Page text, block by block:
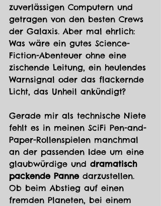
zuverlässigen Computern und
getragen von den besten Crews
der Galaxis. Aber mal ehrlich:
Was wäre ein gutes Science-
Fiction-Abenteuer ohne eine
zischende Leitung, ein heulendes
Warnsignal oder das flackernde
Licht, das Unheil ankündigt?
Gerade mir als technische Niete
fehlt es in meinen SciFi Pen-and-
Paper-Rollenspielen manchmal
an der passenden Idee um eine
glaubwürdige und dramatisch
packende Panne darzustellen.
Ob beim Abstieg auf einen
fremden Planeten, bei einem